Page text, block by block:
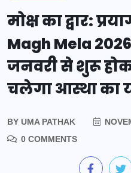
मोक्ष का द्वार:
Magh Mela
जनवरी से शुरू
चलेगा आस्था का
BY UMA PATHAK
0 COMMENTS